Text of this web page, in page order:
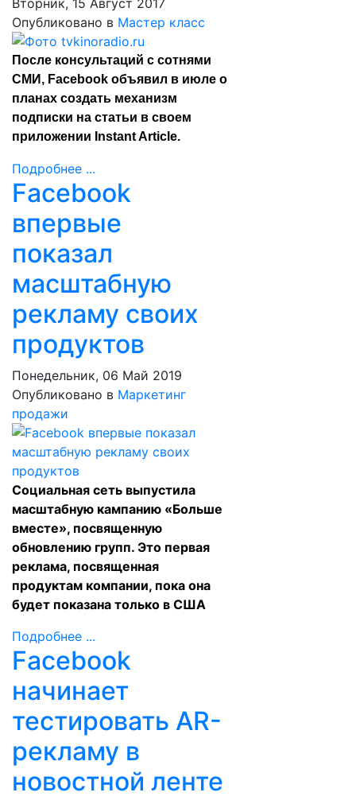
Вторник, 15 Август 2017
Опубликовано в Мастер класс
После консультаций с сотнями
СМИ, Facebook объявил в июле о
планах создать механизм
подписки на статьи в своем
приложении Instant Article.
Подробнее ...
Facebook
впервые
показал
масштабную
рекламу своих
продуктов
Понедельник, 06 Май 2019
Опубликовано в Маркетинг
продажи
Социальная сеть выпустила
масштабную кампанию «Больше
вместе», посвященную
обновлению групп. Это первая
реклама, посвященная
продуктам компании, пока она
будет показана только в США
Подробнее ...
Facebook
начинает
тестировать AR-
рекламу в
новостной ленте